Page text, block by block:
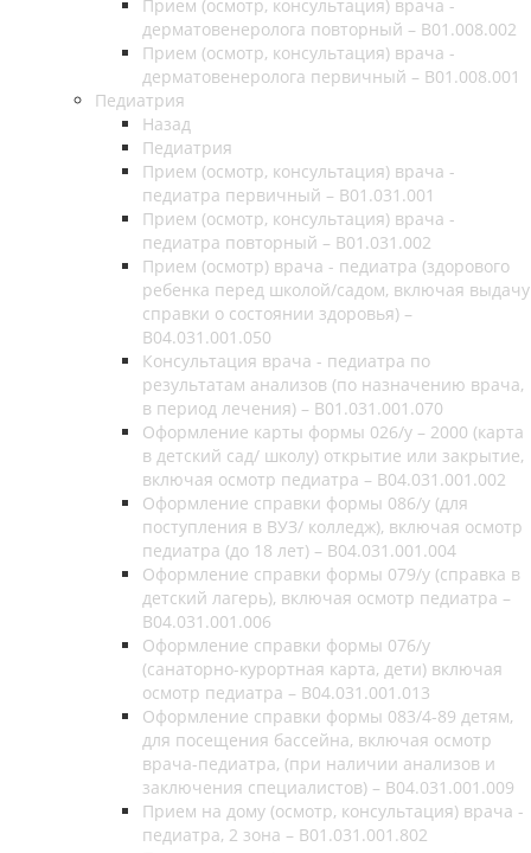
Прием (осмотр, консультация) врача -
дерматовенеролога повторный – B01.008.002
Прием (осмотр, консультация) врача -
дерматовенеролога первичный – B01.008.001
Педиатрия
Назад
Педиатрия
Прием (осмотр, консультация) врача -
педиатра первичный – B01.031.001
Прием (осмотр, консультация) врача -
педиатра повторный – B01.031.002
Прием (осмотр) врача - педиатра (здорового
ребенка перед школой/садом, включая выдачу
справки о состоянии здоровья) –
B04.031.001.050
Консультация врача - педиатра по
результатам анализов (по назначению врача,
в период лечения) – B01.031.001.070
Оформление карты формы 026/у – 2000 (карта
в детский сад/ школу) открытие или закрытие,
включая осмотр педиатра – B04.031.001.002
Оформление справки формы 086/у (для
поступления в ВУЗ/ колледж), включая осмотр
педиатра (до 18 лет) – B04.031.001.004
Оформление справки формы 079/у (справка в
детский лагерь), включая осмотр педиатра –
B04.031.001.006
Оформление справки формы 076/у
(санаторно-курортная карта, дети) включая
осмотр педиатра – B04.031.001.013
Оформление справки формы 083/4-89 детям,
для посещения бассейна, включая осмотр
врача-педиатра, (при наличии анализов и
заключения специалистов) – B04.031.001.009
Прием на дому (осмотр, консультация) врача -
педиатра, 2 зона – B01.031.001.802